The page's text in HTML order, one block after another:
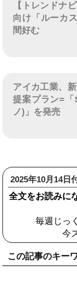
【トレンドナ
向け「ルーカ
間好む
アイカ工業、
提案プラン=
ノ)」を発売
2025年10月14日
全文をお読みに
毎週じっ
今
この記事のキー